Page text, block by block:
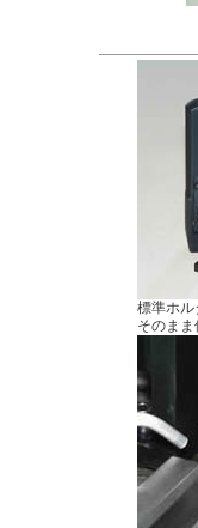
標準ホル
そのま